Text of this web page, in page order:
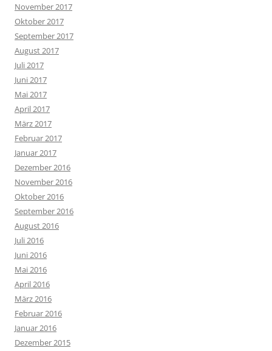
November 2017
Oktober 2017
September 2017
August 2017
Juli 2017
Juni 2017
Mai 2017
April 2017
März 2017
Februar 2017
Januar 2017
Dezember 2016
November 2016
Oktober 2016
September 2016
August 2016
Juli 2016
Juni 2016
Mai 2016
April 2016
März 2016
Februar 2016
Januar 2016
Dezember 2015